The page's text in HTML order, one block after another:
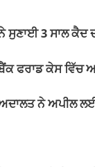
ਸੁਣਾਈ 3 ਸਾਲ ਕੈਦ
ਫਰਾਡ ਕੇਸ ਵਿੱਚ
ਨੇ ਅਪੀਲ